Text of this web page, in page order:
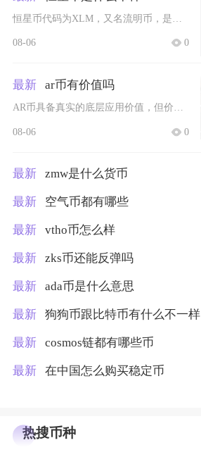
08-06 0
最新 ar币有价值吗
AR币具备真实的底层应用价值，但价值兑现存在较强不确定性，属于高风险的基础设施类代币，最终
08-06 0
最新 zmw是什么货币
最新 空气币都有哪些
最新 vtho币怎么样
最新 zks币还能反弹吗
最新 ada币是什么意思
最新 狗狗币跟比特币有什么不一样
最新 cosmos链都有哪些币
最新 在中国怎么购买稳定币
热搜币种